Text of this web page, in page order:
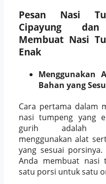
Pesan Nasi
Cipayung
Membuat Nasi
Enak
Menggunakan
Bahan yang
Cara pertama dalam
nasi tumpeng yang
gurih adalah
menggunakan alat
yang sesuai porsinya.
Anda membuat nasi
satu porsi untuk satu